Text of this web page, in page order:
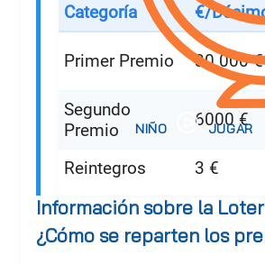
Categoría €/
Primer Premio 30.000 €
Segundo
Premio
6000 €
Reintegros 3 €
Información sobre la
¿Cómo se reparten los